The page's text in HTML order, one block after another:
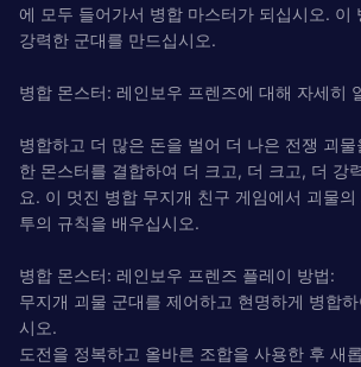
에 모두 들어가서 병합 마스터가 되십시오. 이
강력한 군대를 만드십시오.
병합 몬스터: 레인보우 프렌즈에 대해 자세히
병합하고 더 많은 돈을 벌어 더 나은 전쟁 괴
한 몬스터를 결합하여 더 크고, 더 크고, 더 강
요. 이 멋진 병합 무지개 친구 게임에서 괴물
투의 규칙을 배우십시오.
병합 몬스터: 레인보우 프렌즈 플레이 방법:
무지개 괴물 군대를 제어하고 현명하게 병합
시오.
도전을 정복하고 올바른 조합을 사용한 후 새